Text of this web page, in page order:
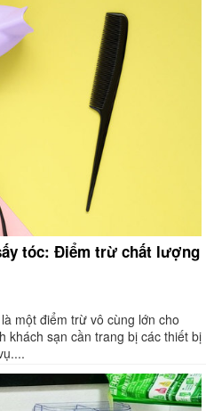
tóc: Điểm trừ chất lượng
một điểm trừ vô cùng lớn cho
khách sạn cần trang bị các thiết bị